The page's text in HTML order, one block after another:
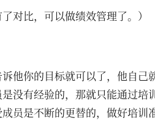
对比，可以做绩效管理了。）
他你的目标就可以了，他自己
没有经验的，那就只能通过培
员是不断的更替的，做好培训